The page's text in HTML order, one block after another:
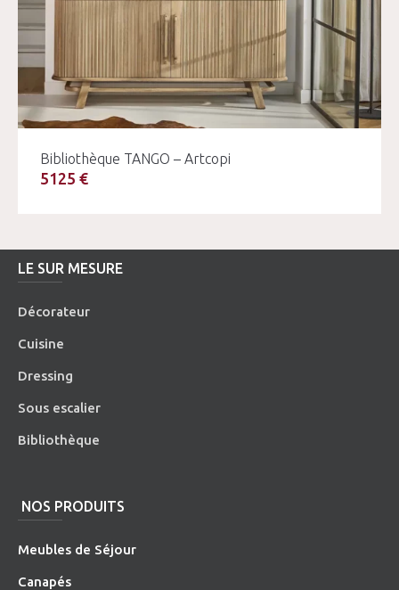
Bibliothèque TANGO – Artcopi
5125 €
LE SUR MESURE
Décorateur
Cuisine
Dressing
Sous escalier
Bibliothèque
NOS PRODUITS
Meubles de Séjour
Canapés